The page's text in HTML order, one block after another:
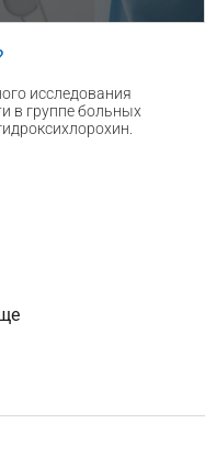
исследования
в группе больных